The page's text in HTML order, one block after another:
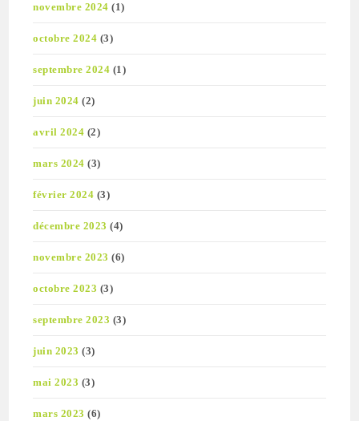
novembre 2024 (1)
octobre 2024 (3)
septembre 2024 (1)
juin 2024 (2)
avril 2024 (2)
mars 2024 (3)
février 2024 (3)
décembre 2023 (4)
novembre 2023 (6)
octobre 2023 (3)
septembre 2023 (3)
juin 2023 (3)
mai 2023 (3)
mars 2023 (6)